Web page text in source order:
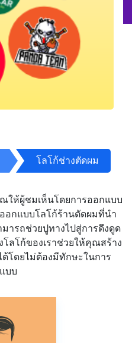
โลโก้ช่างตัดผม
ให้ผู้ชมเห็นโดยการออกแบบ
อกแบบโลโก้ร้านตัดผมที่นำ
ารถช่วยปูทางไปสู่การดึงดูด
ลโก้ของเราช่วยให้คุณสร้าง
โดยไม่ต้องมีทักษะในการ
บบ